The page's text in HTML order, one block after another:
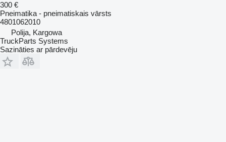
300 €
Pneimatika - pneimatiskais vārsts
4801062010
Polija, Kargowa
TruckParts Systems
Sazināties ar pārdevēju